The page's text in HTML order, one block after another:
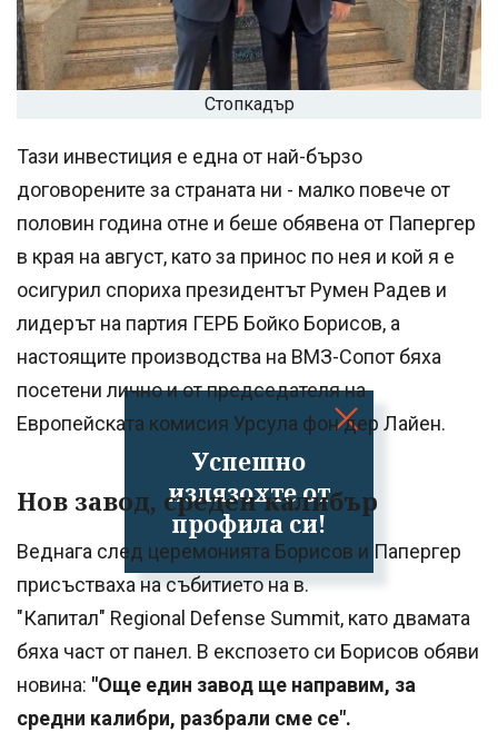
Успешно
излязохте от
профила си!
Стопкадър
Тази инвестиция е една от най-бързо
договорените за страната ни - малко повече от
половин година отне и беше обявена от Папергер
в края на август, като за принос по нея и кой я е
осигурил спориха президентът Румен Радев и
лидерът на партия ГЕРБ Бойко Борисов, а
настоящите производства на ВМЗ-Сопот бяха
посетени лично и от председателя на
Европейската комисия Урсула фон дер Лайен.
Нов завод, среден калибър
Веднага след церемонията Борисов и Папергер
присъстваха на събитието на в.
"Капитал" Regional Defense Summit, като двамата
бяха част от панел. В експозето си Борисов обяви
новина: "Още един завод ще направим, за
средни калибри, разбрали сме се".